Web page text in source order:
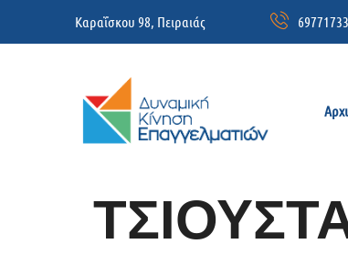
Καραΐσκου 98, Πειραιάς